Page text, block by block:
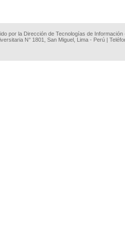
por la Dirección de Tecnologías de
N° 1801, San Miguel, Lima - Perú |